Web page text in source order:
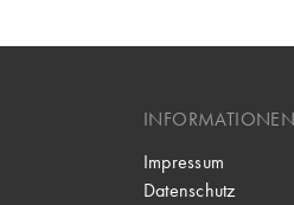
INFORMATIONEN
Impressum
Datenschutz